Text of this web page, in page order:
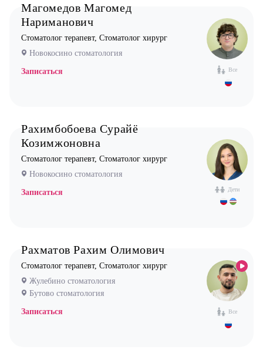
Все
Магомедов Магомед
Нариманович
Стоматолог терапевт, Стоматолог хирург
Новокосино стоматология
Записаться
Дети
Рахимбобоева Сурайё
Козимжоновна
Стоматолог терапевт, Стоматолог хирург
Новокосино стоматология
Записаться
Все
Рахматов Рахим Олимович
Стоматолог терапевт, Стоматолог хирург
Жулебино стоматология
Бутово стоматология
Записаться